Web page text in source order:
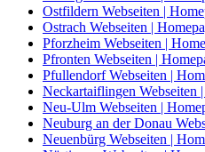
Ostfildern Webseiten |
Ostrach Webseiten |
Pforzheim Webseiten |
Pfronten Webseiten |
Pfullendorf Webseiten |
Neckartaiflingen Webseiten
Neu-Ulm Webseiten |
Neuburg an der Donau
Neuenbürg Webseiten |